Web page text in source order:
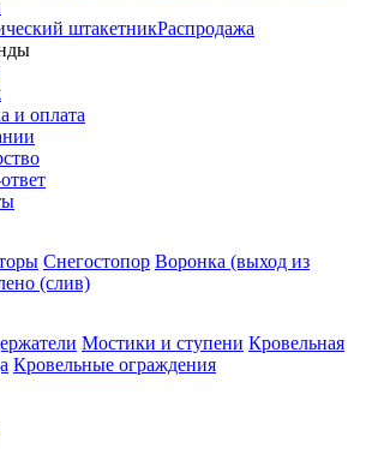
штакетникРаспродажа
и оплата
Снегостопор Воронка (выход из
(слив)
Мостики и ступени Кровельная
Кровельные ограждения